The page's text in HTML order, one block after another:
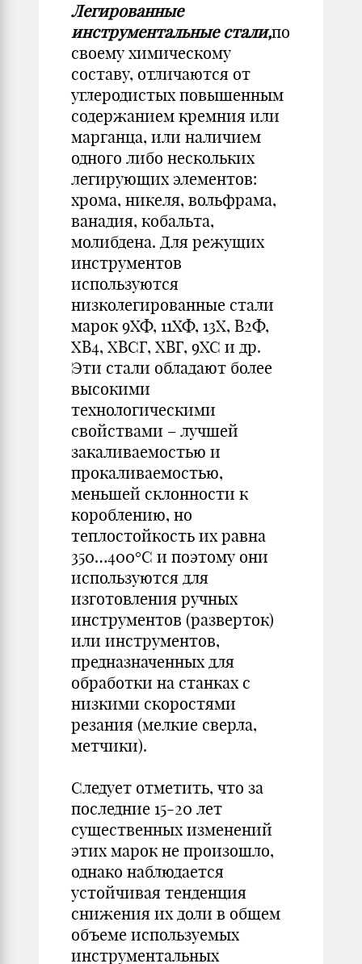
Легированные
инструментальные стали,по
своему химическому
составу, отличаются от
углеродистых повышенным
содержанием кремния или
марганца, или наличием
одного либо нескольких
легирующих элементов:
хрома, никеля, вольфрама,
ванадия, кобальта,
молибдена. Для режущих
инструментов
используются
низколегированные стали
марок 9ХФ, 11ХФ, 13Х, В2Ф,
ХВ4, ХВСГ, ХВГ, 9ХС и др.
Эти стали обладают более
высокими
технологическими
свойствами – лучшей
закаливаемостью и
прокаливаемостью,
меньшей склонности к
короблению, но
теплостойкость их равна
350…400°С и поэтому они
используются для
изготовления ручных
инструментов (разверток)
или инструментов,
предназначенных для
обработки на станках с
низкими скоростями
резания (мелкие сверла,
метчики).
Следует отметить, что за
последние 15-20 лет
существенных изменений
этих марок не произошло,
однако наблюдается
устойчивая тенденция
снижения их доли в общем
объеме используемых
инструментальных